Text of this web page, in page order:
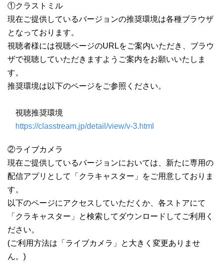
①クラストミル
現在ご提供しているバージョンの推奨環境は各種ブラウザ
となっております。
視聴者様には視聴ページのURLをご案内いただき、ブラウ
ザで視聴していただきますようご案内をお願いいたしま
す。
推奨環境は以下のページをご参照ください。
視聴推奨環境
https://classtream.jp/detail/view/v-3.html
②ライブカメラ
現在ご提供しているバージョンにおいては、新たに専用の
配信アプリとして「クラキャスター」をご用意しておりま
す。
以下のページにアクセスしていただくか、各ストアにて
「クラキャスター」と検索してダウンロードしてご利用く
ださい。
(ご利用方法は「ライブカメラ」と大きく変更ありませ
ん。)